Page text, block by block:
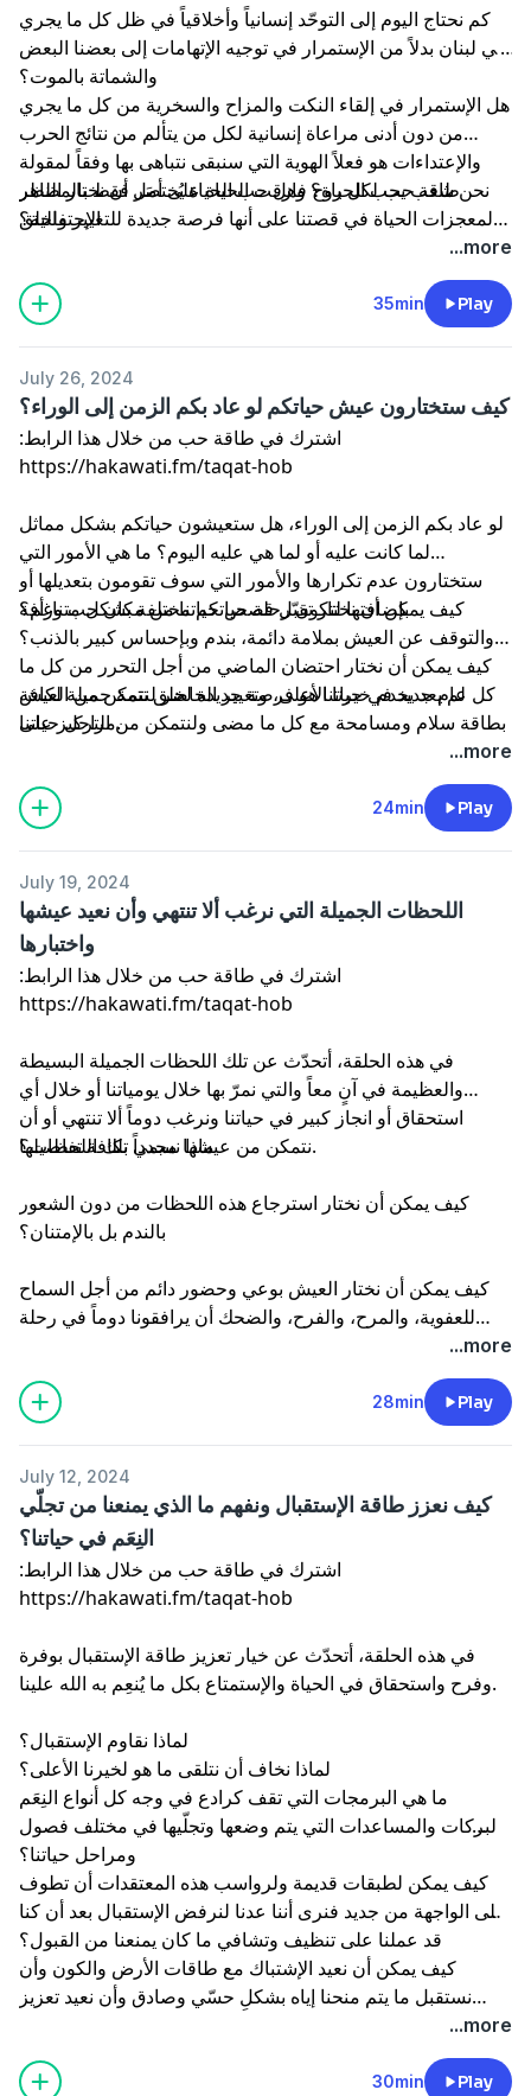
كم نحتاج اليوم إلى التوحّد إنسانياً وأخلاقياً في ظل كل ما يجري
في لبنان بدلاً من الإستمرار في توجيه الإتهامات إلى بعضنا البعض
هل الإستمرار في إلقاء النكت والمزاح والسخرية من كل ما يجري
من دون أدنى مراعاة إنسانية لكل من يتألم من نتائج الحرب
والإعتداءات هو فعلاً الهوية التي سنبقى نتباهى بها وفقاً لمقولة
نحن شعب يحب الحياة؟ وهل حب الحياة يُختصَر فقط بالمظاهر
الإحتفالية؟
طاقة حب لكل روح فارقت الحياة على أمل أن نختار النظر
لمعجزات الحياة في قصتنا على أنها فرصة جديدة للتغيير ولخلق
...more
35min Play
July 26, 2024
كيف ستختارون عيش حياتكم لو عاد بكم الزمن إلى الوراء؟
اشترك في طاقة حب من خلال هذا الرابط:
لو عاد بكم الزمن إلى الوراء، هل ستعيشون حياتكم بشكل مماثل
لما كانت عليه أو لما هي عليه اليوم؟ ما هي الأمور التي
ستختارون عدم تكرارها والأمور التي سوف تقومون بتعديلها أو
بإضافتها لتكون رحلة حياتكم مختلفة بشكل متناغم؟
كيف يمكن أن نختار تقبّل قصص حياتنا من مكان حب ورأفة
والتوقف عن العيش بملامة دائمة، بندم وبإحساس كبير بالذنب؟
كيف يمكن أن نختار احتضان الماضي من أجل التحرر من كل ما
لم يعد يخدم خيرنا الأعلى، وتغيير الحاضر لنتمكن من العيش
بطاقة سلام ومسامحة مع كل ما مضى ولنتمكن من التركيز على
اللحظة الآنية التي تجلب معها الكثير من الفرح، والحب، والعِبَر،
كل عام جديد في حياتنا هو فرصة جديدة لخلق تتمة جميلة لكافة
مراحل حياتنا.
...more
24min Play
July 19, 2024
اللحظات الجميلة التي نرغب ألا تنتهي وأن نعيد عيشها
واختبارها
اشترك في طاقة حب من خلال هذا الرابط:
في هذه الحلقة، أتحدّث عن تلك اللحظات الجميلة البسيطة
والعظيمة في آنٍ معاً والتي نمرّ بها خلال يومياتنا أو خلال أي
استحقاق أو انجاز كبير في حياتنا ونرغب دوماً ألا تنتهي أو أن
نتمكن من عيشها مجدداً بكافة تفاصيلها.
ماذا نسمي تلك اللحظات؟
كيف يمكن أن نختار استرجاع هذه اللحظات من دون الشعور
بالندم بل بالإمتنان؟
كيف يمكن أن نختار العيش بوعي وحضور دائم من أجل السماح
للعفوية، والمرح، والفرح، والضحك أن يرافقونا دوماً في رحلة
حياتنا وألا نفوّت على أنفسنا فرصة الاستمتاع بالحياة وعيشها...more
28min Play
July 12, 2024
كيف نعزز طاقة الإستقبال ونفهم ما الذي يمنعنا من تجلّي
النِعَم في حياتنا؟
اشترك في طاقة حب من خلال هذا الرابط:
في هذه الحلقة، أتحدّث عن خيار تعزيز طاقة الإستقبال بوفرة
وفرح واستحقاق في الحياة والإستمتاع بكل ما يُنعِم به الله علينا.
ما هي البرمجات التي تقف كرادع في وجه كل أنواع النِعَم
والبركات والمساعدات التي يتم وضعها وتجلّيها في مختلف فصول
كيف يمكن لطبقات قديمة ولرواسب هذه المعتقدات أن تطوف
على الواجهة من جديد فنرى أننا عدنا لنرفض الإستقبال بعد أن كنا
كيف يمكن أن نعيد الإشتباك مع طاقات الأرض والكون وأن
نستقبل ما يتم منحنا إياه بشكلٍ حسّي وصادق وأن نعيد تعزيز
وتفعيل طاقتي الأنوثة والذكورة بشكل متناغم من أجل العيش...more
30min Play